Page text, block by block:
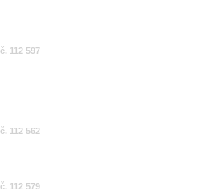
č. 112 597
č. 112 562
č. 112 579